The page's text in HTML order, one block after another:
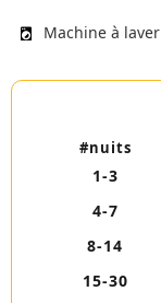
Machine à laver
#nuits
1-3
4-7
8-14
15-30